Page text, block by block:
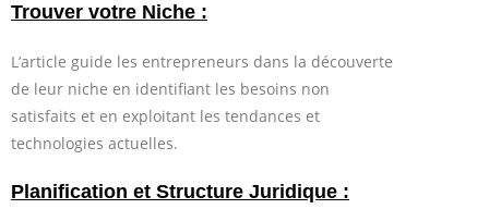
Trouver votre Niche :
L’article guide les entrepreneurs dans la découverte
de leur niche en identifiant les besoins non
satisfaits et en exploitant les tendances et
technologies actuelles.
Planification et Structure Juridique :